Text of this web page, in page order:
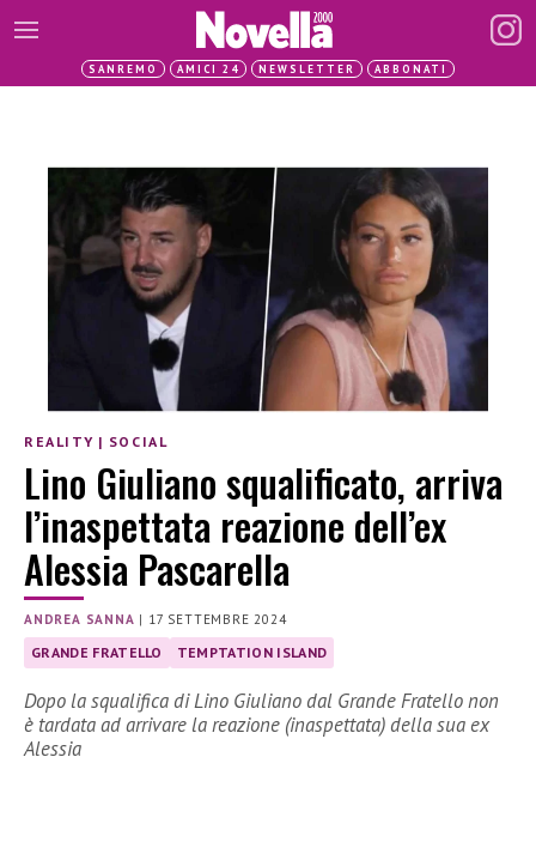
SANREMO AMICI 24 NEWSLETTER ABBONATI
REALITY | SOCIAL
Lino Giuliano squalificato, arriva
l’inaspettata reazione dell’ex
Alessia Pascarella
ANDREA SANNA | 17 SETTEMBRE 2024
GRANDE FRATELLO TEMPTATION ISLAND
Dopo la squalifica di Lino Giuliano dal Grande Fratello non
è tardata ad arrivare la reazione (inaspettata) della sua ex
Alessia